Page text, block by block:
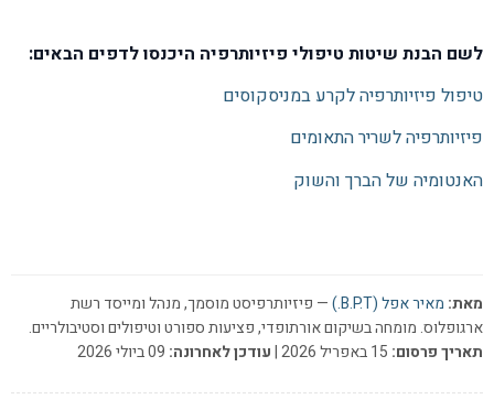
לשם הבנת שיטות טיפולי פיזיותרפיה היכנסו לדפים הבאים:
טיפול פיזיותרפיה לקרע במניסקוסים
פיזיותרפיה לשריר התאומים
האנטומיה של הברך והשוק
מאת: מאיר אפל (B.P.T.)
— פיזיותרפיסט מוסמך, מנהל ומייסד רשת
ארגופלוס. מומחה בשיקום אורתופדי, פציעות ספורט וטיפולים וסטיבולריים.
תאריך פרסום:
עודכן לאחרונה: